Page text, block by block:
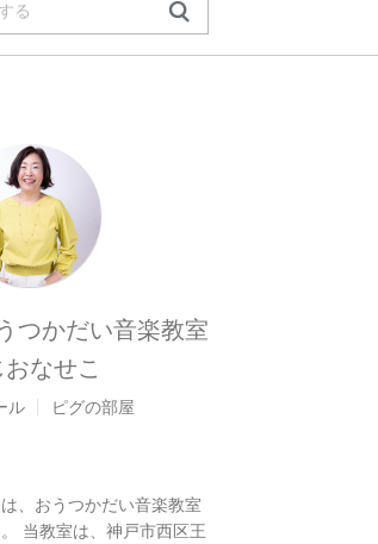
つかだい音楽教室
なせこ
ル ピグの部屋
、おうつかだい音楽教室
当教室は、神戸市西区王